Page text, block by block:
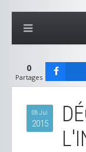
0
Partages
08 Jui
2015